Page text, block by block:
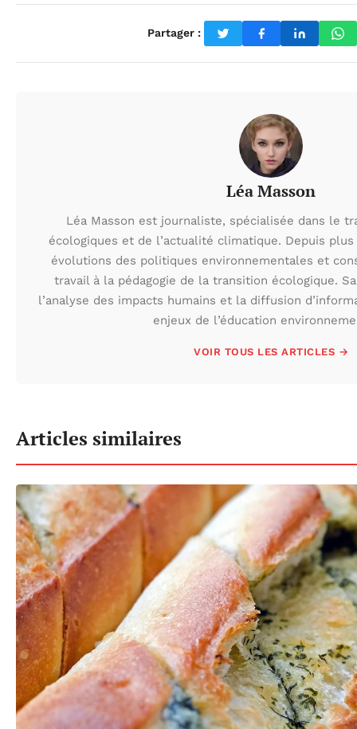
Partager :
Léa Masson
Léa Masson est journaliste, spécialisée dans le
écologiques et de l’actualité climatique. Depuis
évolutions des politiques environnementales et
travail à la pédagogie de la transition écologique.
l’analyse des impacts humains et la diffusion
enjeux de l’éducation
VOIR TOUS LES ARTICLES →
Articles similaires